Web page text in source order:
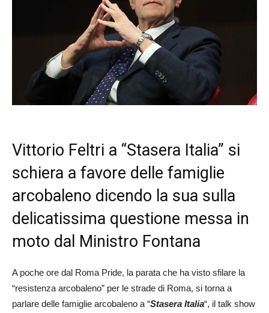
Vittorio Feltri a “Stasera Italia” si
schiera a favore delle famiglie
arcobaleno dicendo la sua sulla
delicatissima questione messa in
moto dal Ministro Fontana
A poche ore dal Roma Pride, la parata che ha visto sfilare la
“resistenza arcobaleno” per le strade di Roma, si torna a
parlare delle famiglie arcobaleno a “Stasera Italia“, il talk show